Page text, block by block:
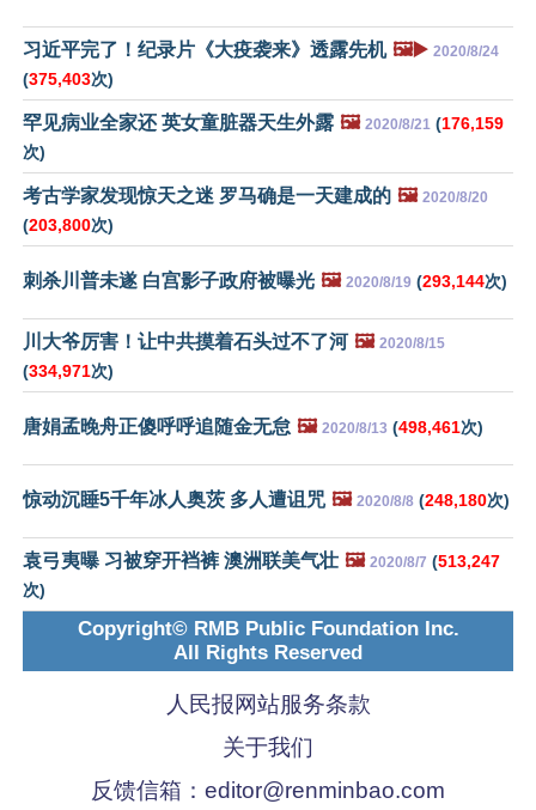
习近平完了！纪录片《大疫袭来》透露先机 🖼️▶️ 2020/8/24
(375,403次)
罕见病业全家还 英女童脏器天生外露 🖼️ 2020/8/21 (176,159
次)
考古学家发现惊天之迷 罗马确是一天建成的 🖼️ 2020/8/20
(203,800次)
刺杀川普未遂 白宫影子政府被曝光 🖼️ 2020/8/19 (293,144次)
川大爷厉害！让中共摸着石头过不了河 🖼️ 2020/8/15
(334,971次)
唐娟孟晚舟正傻呼呼追随金无怠 🖼️ 2020/8/13 (498,461次)
惊动沉睡5千年冰人奥茨 多人遭诅咒 🖼️ 2020/8/8 (248,180次)
袁弓夷曝 习被穿开裆裤 澳洲联美气壮 🖼️ 2020/8/7 (513,247
次)
Copyright© RMB Public Foundation Inc.
All Rights Reserved
人民报网站服务条款
关于我们
反馈信箱： editor@renminbao.com